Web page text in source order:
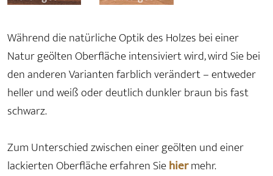
Während die natürliche Optik des Holzes bei einer
Natur geölten Oberfläche intensiviert wird, wird Sie bei
den anderen Varianten farblich verändert – entweder
heller und weiß oder deutlich dunkler braun bis fast
schwarz.
Zum Unterschied zwischen einer geölten und einer
lackierten Oberfläche erfahren Siehiermehr.